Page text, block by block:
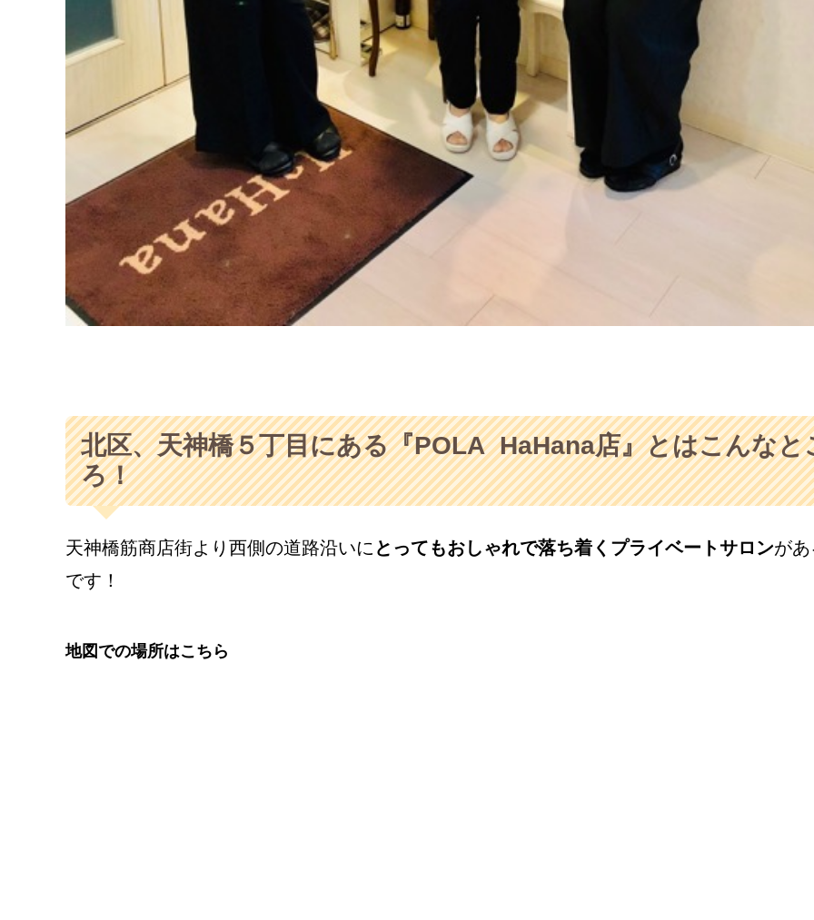
北区、天神橋５丁目にある『POLA HaHana店』とはこんなと
ろ！
天神橋筋商店街より西側の道路沿いに とってもおしゃれで落ち着くプライベートサロンが
です！
地図での場所はこちら